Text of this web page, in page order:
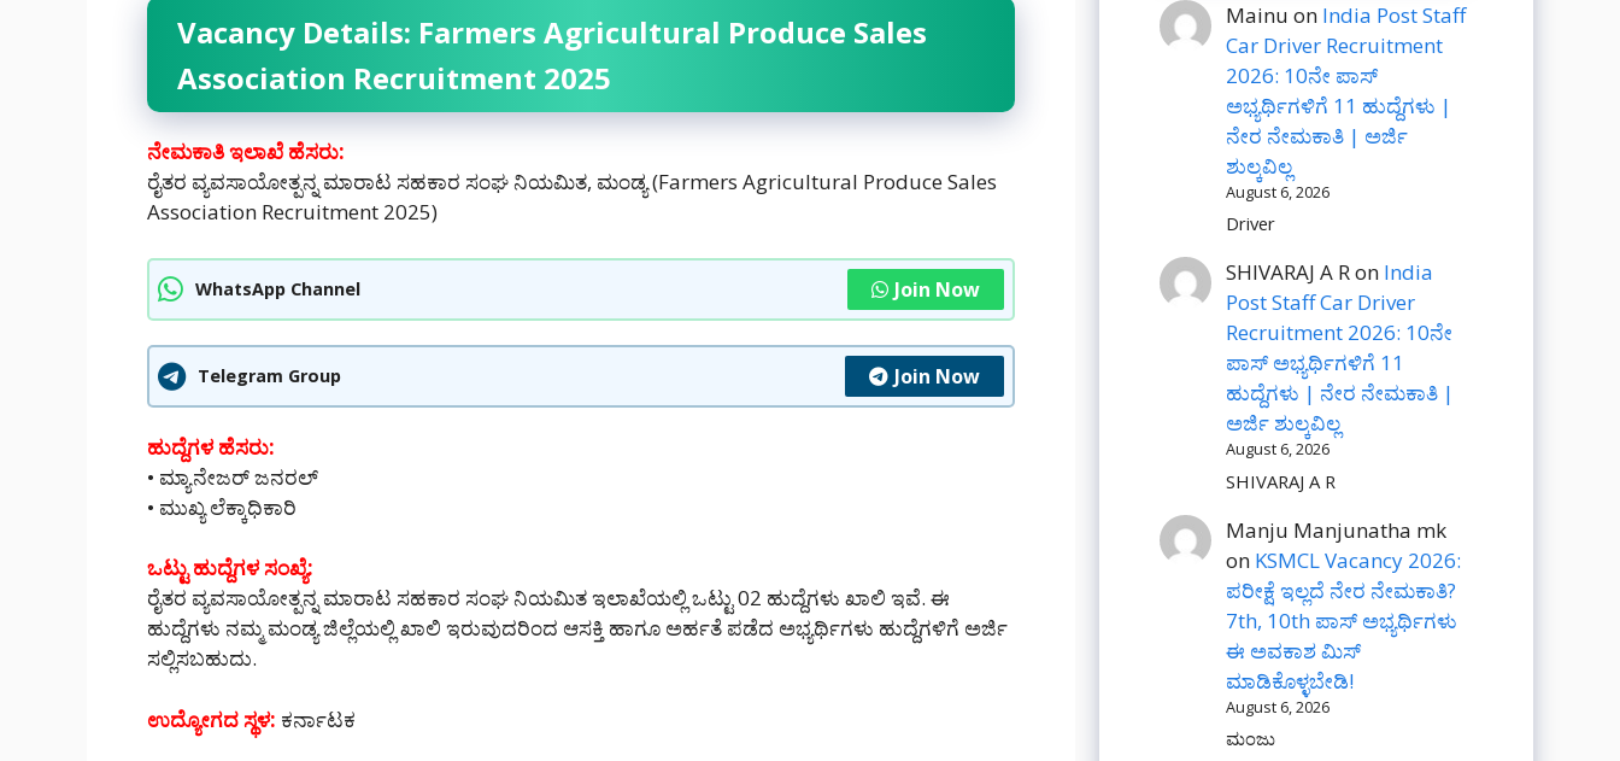
Vacancy Details: Farmers Agricultural Produce Sales
Association Recruitment 2025
ನೇಮಕಾತಿ ಇಲಾಖೆ ಹೆಸರು:
ರೈತರ ವ್ಯವಸಾಯೋತ್ಪನ್ನ ಮಾರಾಟ ಸಹಕಾರ ಸಂಘ ನಿಯಮಿತ, ಮಂಡ್ಯ (Farmers Agricultural Produce Sales
Association Recruitment 2025)
WhatsApp Channel Join Now
Telegram Group Join Now
ಹುದ್ದೆಗಳ ಹೆಸರು:
• ಮ್ಯಾನೇಜರ್ ಜನರಲ್
• ಮುಖ್ಯ ಲೆಕ್ಕಾಧಿಕಾರಿ
ಒಟ್ಟು ಹುದ್ದೆಗಳ ಸಂಖ್ಯೆ:
ರೈತರ ವ್ಯವಸಾಯೋತ್ಪನ್ನ ಮಾರಾಟ ಸಹಕಾರ ಸಂಘ ನಿಯಮಿತ ಇಲಾಖೆಯಲ್ಲಿ ಒಟ್ಟು 02 ಹುದ್ದೆಗಳು ಖಾಲಿ ಇವೆ. ಈ
ಹುದ್ದೆಗಳು ನಮ್ಮ ಮಂಡ್ಯ ಜಿಲ್ಲೆಯಲ್ಲಿ ಖಾಲಿ ಇರುವುದರಿಂದ ಆಸಕ್ತಿ ಹಾಗೂ ಅರ್ಹತೆ ಪಡೆದ ಅಭ್ಯರ್ಥಿಗಳು ಹುದ್ದೆಗಳಿಗೆ ಅರ್ಜಿ
ಸಲ್ಲಿಸಬಹುದು.
ಉದ್ಯೋಗದ ಸ್ಥಳ: ಕರ್ನಾಟಕ
Mainu on India Post Staff
Car Driver Recruitment
2026: 10ನೇ ಪಾಸ್
ಅಭ್ಯರ್ಥಿಗಳಿಗೆ 11 ಹುದ್ದೆಗಳು |
ನೇರ ನೇಮಕಾತಿ | ಅರ್ಜಿ
ಶುಲ್ಕವಿಲ್ಲ
August 6, 2026
Driver
SHIVARAJ A Ron India
Post Staff Car Driver
Recruitment 2026: 10ನೇ
ಪಾಸ್ ಅಭ್ಯರ್ಥಿಗಳಿಗೆ 11
ಹುದ್ದೆಗಳು | ನೇರ ನೇಮಕಾತಿ |
ಅರ್ಜಿ ಶುಲ್ಕವಿಲ್ಲ
August 6, 2026
SHIVARAJ A R
Manju Manjunatha mk
on KSMCL Vacancy 2026:
ಪರೀಕ್ಷೆ ಇಲ್ಲದೆ ನೇರ ನೇಮಕಾತಿ?
7th, 10th ಪಾಸ್ ಅಭ್ಯರ್ಥಿಗಳು
ಈ ಅವಕಾಶ ಮಿಸ್
ಮಾಡಿಕೊಳ್ಳಬೇಡಿ!
August 6, 2026
ಮಂಜು